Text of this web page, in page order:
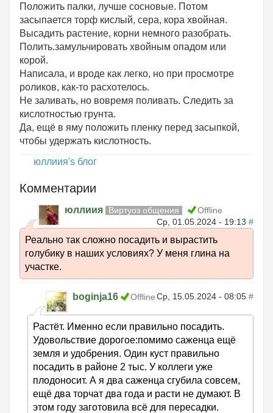
Положить палки, лучше сосновые. Потом
засыпается торф кислый, сера, кора хвойная.
Высадить растение, корни немного разобрать.
Полить.замульчировать хвойным опадом или
корой.
Написала, и вроде как легко, но при просмотре
роликов, как-то расхотелось.
Не заливать, но вовремя поливать. Следить за
кислотностью грунта.
Да, ещё в яму положить пленку перед засыпкой,
чтобы удержать кислотность.
юллиия's блог
Комментарии
юллиия Виртуоз общения
Offline
Ср, 01.05.2024 - 19:13 #
Реально так сложно посадить и вырастить
голубику в наших условиях? У меня глина на
участке.
boginja16 Offline Ср, 15.05.2024 - 08:05 #
Растёт. Именно если правильно посадить.
Удовольствие дорогое:помимо саженца ещё
земля и удобрения. Один куст правильно
посадить в районе 2 тыс. У коллеги уже
плодоносит. А я два саженца сгубила совсем,
ещё два торчат два года и расти не думают. В
этом году заготовила всё для пересадки.